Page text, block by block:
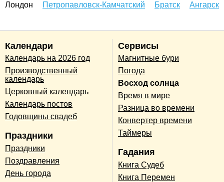
Лондон Петропавловск-Камчатский Братск Ангарск
Календари
Календарь на 2026 год
Производственный
календарь
Церковный календарь
Календарь постов
Годовщины свадеб
Праздники
Праздники
Поздравления
День города
Сервисы
Магнитные бури
Погода
Восход солнца
Время в мире
Разница во времени
Конвертер времени
Таймеры
Гадания
Книга Судеб
Книга Перемен